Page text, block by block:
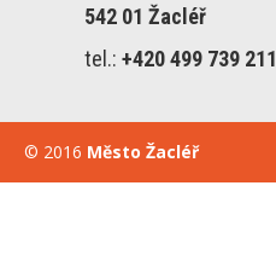
542 01 Žacléř
tel.:+420 499 739 211
© 2016 Město Žacléř